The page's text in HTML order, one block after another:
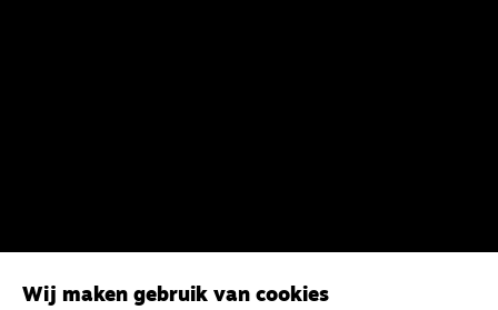
Wij maken gebruik van cookies